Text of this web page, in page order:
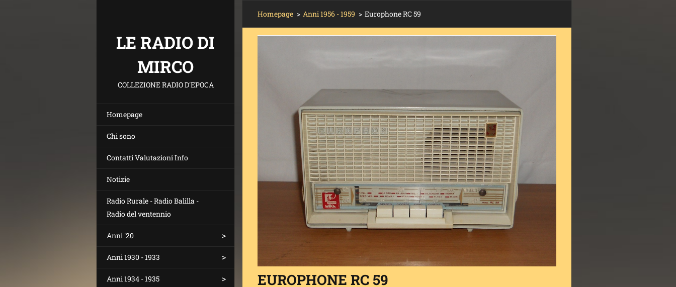
LE RADIO DI
MIRCO
COLLEZIONE RADIO D'EPOCA
Homepage
Chi sono
Contatti Valutazioni Info
Notizie
Radio Rurale - Radio Balilla -
Radio del ventennio
Anni '20
Anni 1930 - 1933
Anni 1934 - 1935
Homepage > Anni 1956 - 1959 > Europhone RC 59
EUROPHONE RC 59